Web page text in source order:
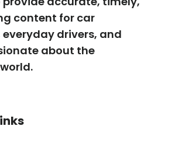
content for car
drivers, and
about the